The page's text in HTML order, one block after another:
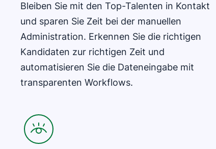
Bleiben Sie mit den Top-Talenten in Kontakt
und sparen Sie Zeit bei der manuellen
Administration. Erkennen Sie die richtigen
Kandidaten zur richtigen Zeit und
automatisieren Sie die Dateneingabe mit
transparenten Workflows.